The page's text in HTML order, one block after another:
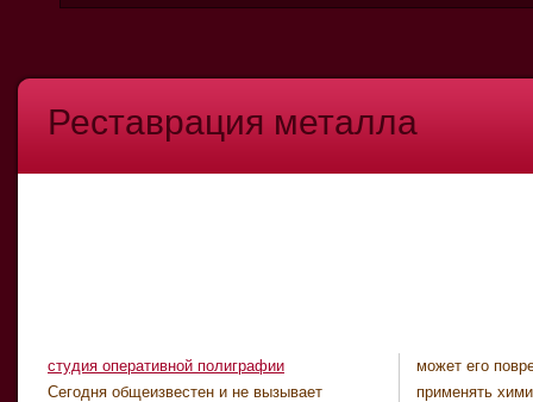
Реставрация металла
студия оперативной полиграфии
Сегодня общеизвестен и не вызывает
может его
применять
полиамидные